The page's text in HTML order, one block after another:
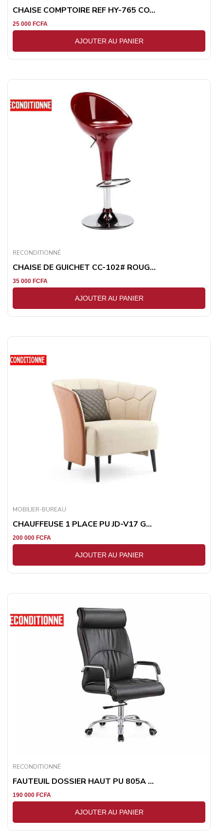
CHAISE COMPTOIRE REF HY-765 CO...
25 000 FCFA
AJOUTER AU PANIER
RECONDITIONNÉ
CHAISE DE GUICHET CC-102# ROUG...
35 000 FCFA
AJOUTER AU PANIER
MOBILIER-BUREAU
CHAUFFEUSE 1 PLACE PU JD-V17 G...
200 000 FCFA
AJOUTER AU PANIER
RECONDITIONNÉ
FAUTEUIL DOSSIER HAUT PU 805A ...
190 000 FCFA
AJOUTER AU PANIER